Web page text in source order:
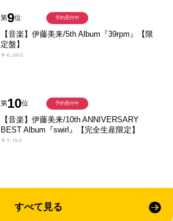
第9位
【音楽】伊藤美来/5th Album『39rpm』【限
定盤】
￥6,050
予約受付中
第10位
【音楽】伊藤美来/10th ANNIVERSARY
BEST Album『swirl』【完全生産限定】
￥7,150
予約受付中
すべて見る